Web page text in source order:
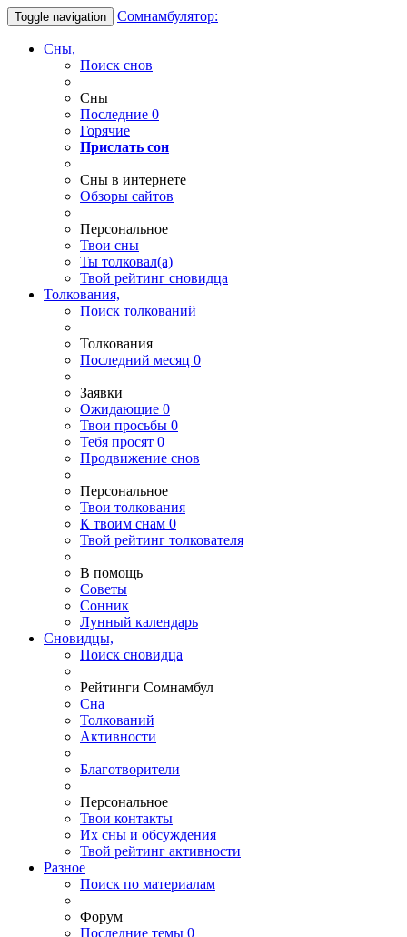
Toggle navigation Сомнамбулятор:
Сны,
Поиск снов
Сны
Последние 0
Горячие
Прислать сон
Сны в интернете
Обзоры сайтов
Персональное
Твои сны
Ты толковал(а)
Твой рейтинг сновидца
Толкования,
Поиск толкований
Толкования
Последний месяц 0
Заявки
Ожидающие 0
Твои просьбы 0
Тебя просят 0
Продвижение снов
Персональное
Твои толкования
К твоим снам 0
Твой рейтинг толкователя
В помощь
Советы
Сонник
Лунный календарь
Сновидцы,
Поиск сновидца
Рейтинги Сомнамбул
Сна
Толкований
Активности
Благотворители
Персональное
Твои контакты
Их сны и обсуждения
Твой рейтинг активности
Разное
Поиск по материалам
Форум
Последние темы 0